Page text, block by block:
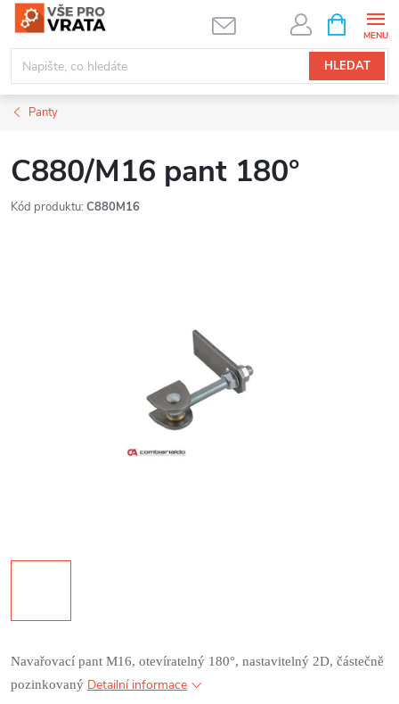
Přejít
obsah
HLEDAT
NÁKUPNÍ
KOŠÍK
Panty
C880/M16 pant 180°
Kód produktu: C880M16
Navařovací pant M16, otevíratelný 180°, nastavitelný 2D, částečně
pozinkovaný Detailní informace